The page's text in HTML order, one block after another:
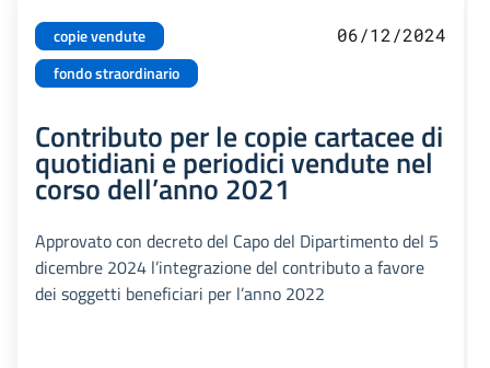
copie vendute
fondo straordinario
06/12/2024
Contributo per le copie cartacee di
quotidiani e periodici vendute nel
corso dell’anno 2021
Approvato con decreto del Capo del Dipartimento del 5
dicembre 2024 l’integrazione del contributo a favore
dei soggetti beneficiari per l’anno 2022